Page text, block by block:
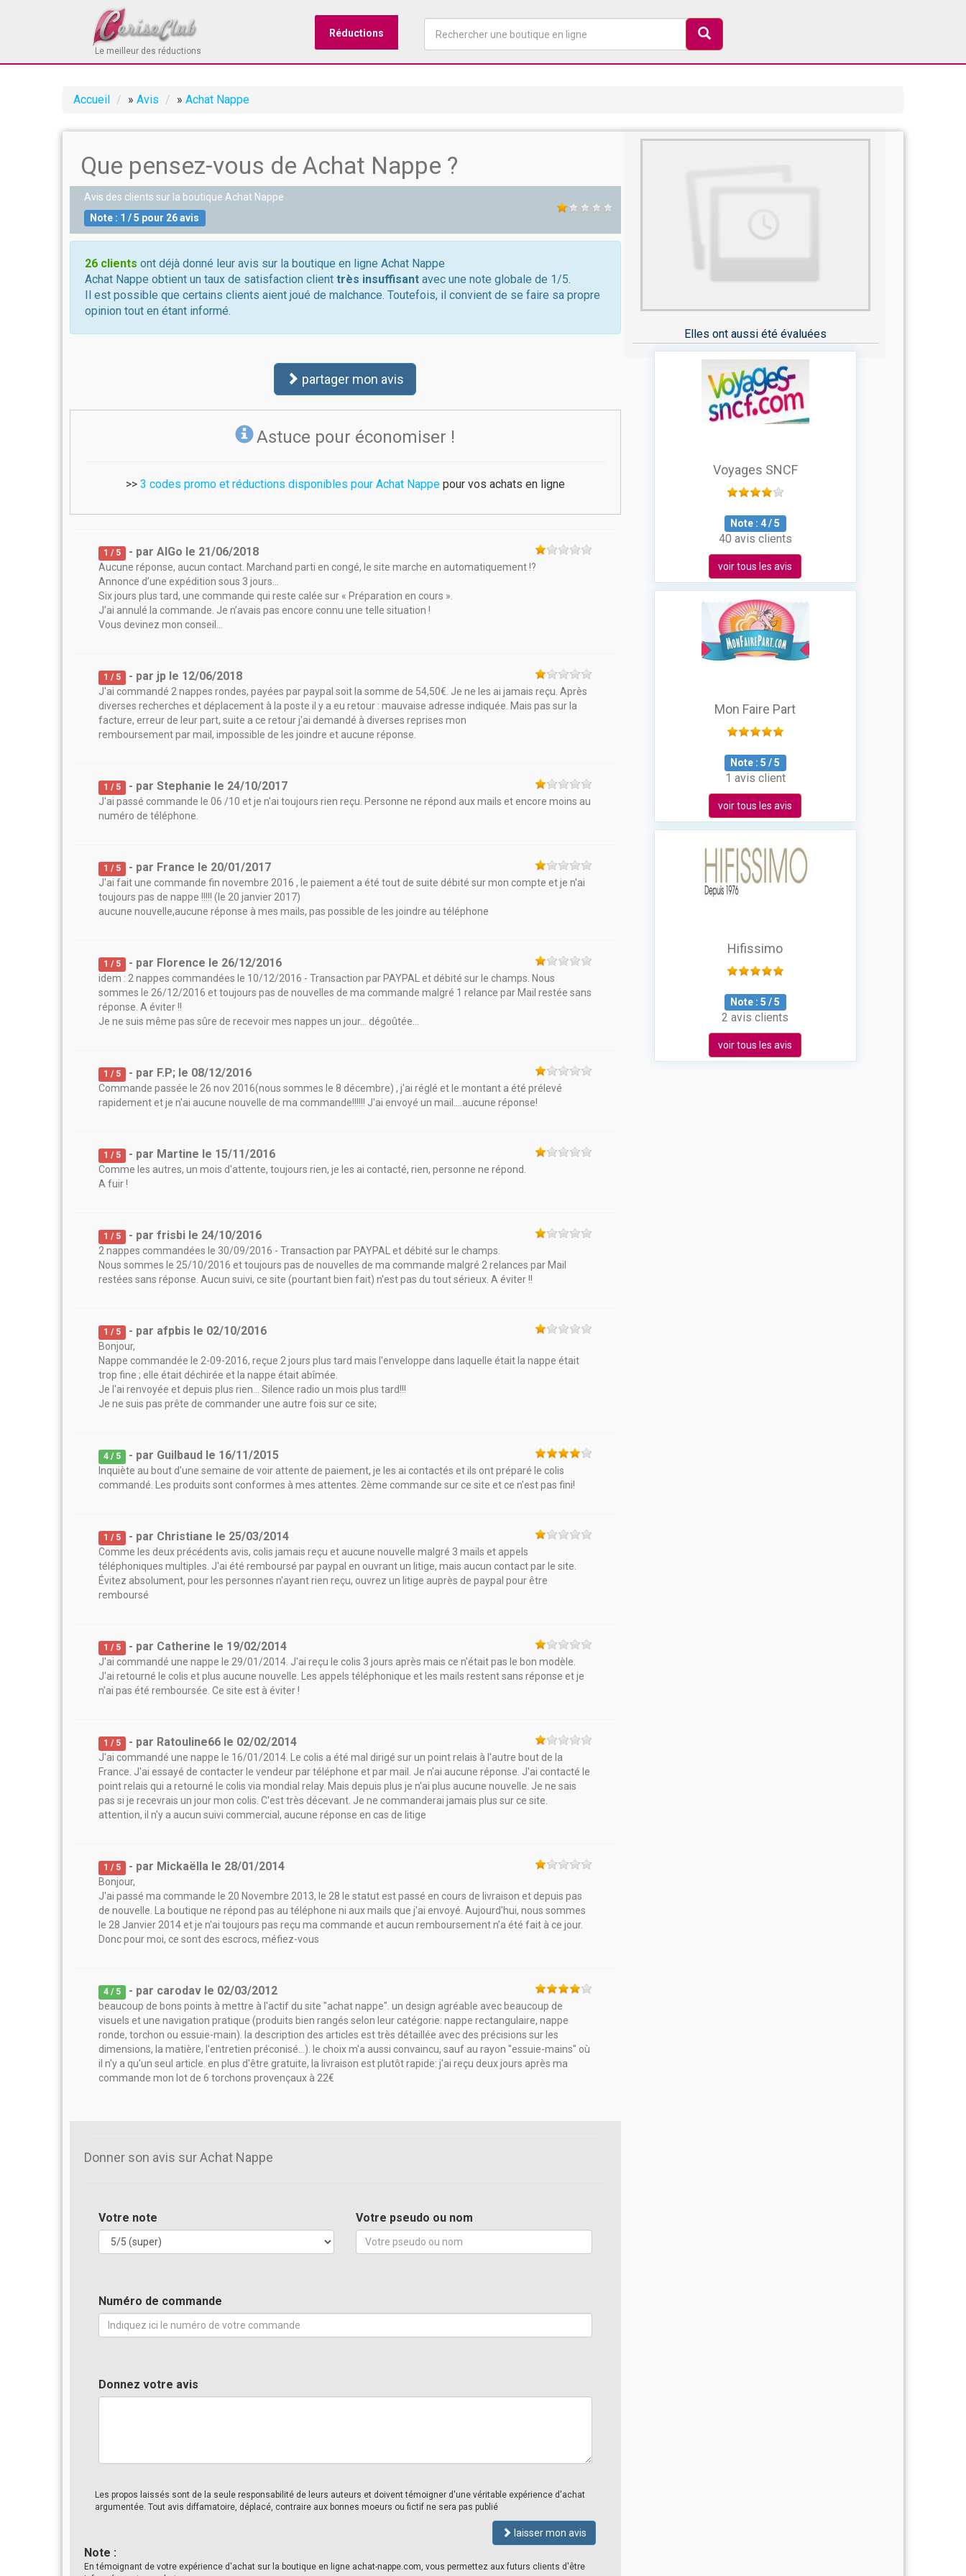
Le meilleur des réductions
Réductions
Accueil » Avis » Achat Nappe
Que pensez-vous de Achat Nappe ?
Avis des clients sur la boutique Achat Nappe
Note : 1 /5 pour 26avis
26 clients ont déjà donné leur avis sur la boutique en ligne Achat Nappe
Achat Nappe obtient un taux de satisfaction client très insuffisant avec une note globale de 1/5.
Il est possible que certains clients aient joué de malchance. Toutefois, il convient de se faire sa propre
opinion tout en étant informé.
partager mon avis
Astuce pour économiser !
>> 3 codes promo et réductions disponibles pour Achat Nappepour vos achats en ligne
1 / 5 - parAlGo le 21/06/2018
Aucune réponse, aucun contact. Marchand parti en congé, le site marche en automatiquement !?
Annonce d’une expédition sous 3 jours…
Six jours plus tard, une commande qui reste calée sur « Préparation en cours ».
J’ai annulé la commande. Je n’avais pas encore connu une telle situation !
Vous devinez mon conseil…
1 / 5 - par jp le 12/06/2018
J'ai commandé 2 nappes rondes, payées par paypal soit la somme de 54,50€. Je ne les ai jamais reçu. Après
diverses recherches et déplacement à la poste il y a eu retour : mauvaise adresse indiquée. Mais pas sur la
facture, erreur de leur part, suite a ce retour j'ai demandé à diverses reprises mon
remboursement par mail, impossible de les joindre et aucune réponse.
1 / 5 - parStephanie le 24/10/2017
J'ai passé commande le 06 /10 et je n'ai toujours rien reçu. Personne ne répond aux mails et encore moins au
numéro de téléphone.
1 / 5 - par France le 20/01/2017
J'ai fait une commande fin novembre 2016 , le paiement a été tout de suite débité sur mon compte et je n'ai
toujours pas de nappe !!!!! (le 20 janvier 2017)
aucune nouvelle,aucune réponse à mes mails, pas possible de les joindre au téléphone
1 / 5 - par Florence le 26/12/2016
idem : 2 nappes commandées le 10/12/2016 - Transaction par PAYPAL et débité sur le champs. Nous
sommes le 26/12/2016 et toujours pas de nouvelles de ma commande malgré 1 relance par Mail restée sans
réponse. A éviter !!
Je ne suis même pas sûre de recevoir mes nappes un jour... dégoûtée...
1 / 5 - par F.P; le 08/12/2016
Commande passée le 26 nov 2016(nous sommes le 8 décembre) , j'ai réglé et le montant a été prélevé
rapidement et je n'ai aucune nouvelle de ma commande!!!!!! J'ai envoyé un mail....aucune réponse!
1 / 5 - par Martine le 15/11/2016
Comme les autres, un mois d'attente, toujours rien, je les ai contacté, rien, personne ne répond.
A fuir !
1 / 5 - parfrisbi le 24/10/2016
2 nappes commandées le 30/09/2016 - Transaction par PAYPAL et débité sur le champs.
Nous sommes le 25/10/2016 et toujours pas de nouvelles de ma commande malgré 2 relances par Mail
restées sans réponse. Aucun suivi, ce site (pourtant bien fait) n'est pas du tout sérieux. A éviter !!
1 / 5 - par afpbis le 02/10/2016
Bonjour,
Nappe commandée le 2-09-2016, reçue 2 jours plus tard mais l'enveloppe dans laquelle était la nappe était
trop fine ; elle était déchirée et la nappe était abîmée.
Je l'ai renvoyée et depuis plus rien... Silence radio un mois plus tard!!!
Je ne suis pas prête de commander une autre fois sur ce site;
4 / 5 - par Guilbaud le 16/11/2015
Inquiète au bout d'une semaine de voir attente de paiement, je les ai contactés et ils ont préparé le colis
commandé. Les produits sont conformes à mes attentes. 2ème commande sur ce site et ce n'est pas fini!
1 / 5 - par Christiane le 25/03/2014
Comme les deux précédents avis, colis jamais reçu et aucune nouvelle malgré 3 mails et appels
téléphoniques multiples. J'ai été remboursé par paypal en ouvrant un litige, mais aucun contact par le site.
Évitez absolument, pour les personnes n'ayant rien reçu, ouvrez un litige auprès de paypal pour être
remboursé
1 / 5 - par Catherine le 19/02/2014
J'ai commandé une nappe le 29/01/2014. J'ai reçu le colis 3 jours après mais ce n'était pas le bon modèle.
J'ai retourné le colis et plus aucune nouvelle. Les appels téléphonique et les mails restent sans réponse et je
n'ai pas été remboursée. Ce site est à éviter !
1 / 5 - par Ratouline66 le 02/02/2014
J'ai commandé une nappe le 16/01/2014. Le colis a été mal dirigé sur un point relais à l'autre bout de la
France. J'ai essayé de contacter le vendeur par téléphone et par mail. Je n'ai aucune réponse. J'ai contacté le
point relais qui a retourné le colis via mondial relay. Mais depuis plus je n'ai plus aucune nouvelle. Je ne sais
pas si je recevrais un jour mon colis. C'est très décevant. Je ne commanderai jamais plus sur ce site.
attention, il n'y a aucun suivi commercial, aucune réponse en cas de litige
1 / 5 - par Mickaëlla le 28/01/2014
Bonjour,
J'ai passé ma commande le 20 Novembre 2013, le 28 le statut est passé en cours de livraison et depuis pas
de nouvelle. La boutique ne répond pas au téléphone ni aux mails que j'ai envoyé. Aujourd'hui, nous sommes
le 28 Janvier 2014 et je n'ai toujours pas reçu ma commande et aucun remboursement n'a été fait à ce jour.
Donc pour moi, ce sont des escrocs, méfiez-vous
4 / 5 - par carodav le 02/03/2012
beaucoup de bons points à mettre à l'actif du site "achat nappe". un design agréable avec beaucoup de
visuels et une navigation pratique (produits bien rangés selon leur catégorie: nappe rectangulaire, nappe
ronde, torchon ou essuie-main). la description des articles est très détaillée avec des précisions sur les
dimensions, la matière, l'entretien préconisé...). le choix m'a aussi convaincu, sauf au rayon "essuie-mains" où
il n'y a qu'un seul article. en plus d'être gratuite, la livraison est plutôt rapide: j'ai reçu deux jours après ma
commande mon lot de 6 torchons provençaux à 22€
Donner son avis sur Achat Nappe
Votre note Votre pseudo ou nom
Numéro de commande
Donnez votre avis
Les propos laissés sont de la seule responsabilité de leurs auteurs et doivent témoigner d'une véritable expérience d'achat
argumentée. Tout avis diffamatoire, déplacé, contraire aux bonnes moeurs ou fictif ne sera pas publié
laisser mon avis
Note :
En témoignant de votre expérience d'achat sur la boutique en ligne achat-nappe.com, vous permettez aux futurs clients d'être
Elles ont aussi été évaluées
Voyages SNCF
Note : 4/5
40 avis clients
voir tous les avis
Mon Faire Part
Note :5 /5
1 avis client
voir tous les avis
Hifissimo
Note :5 /5
2 avis clients
voir tous les avis